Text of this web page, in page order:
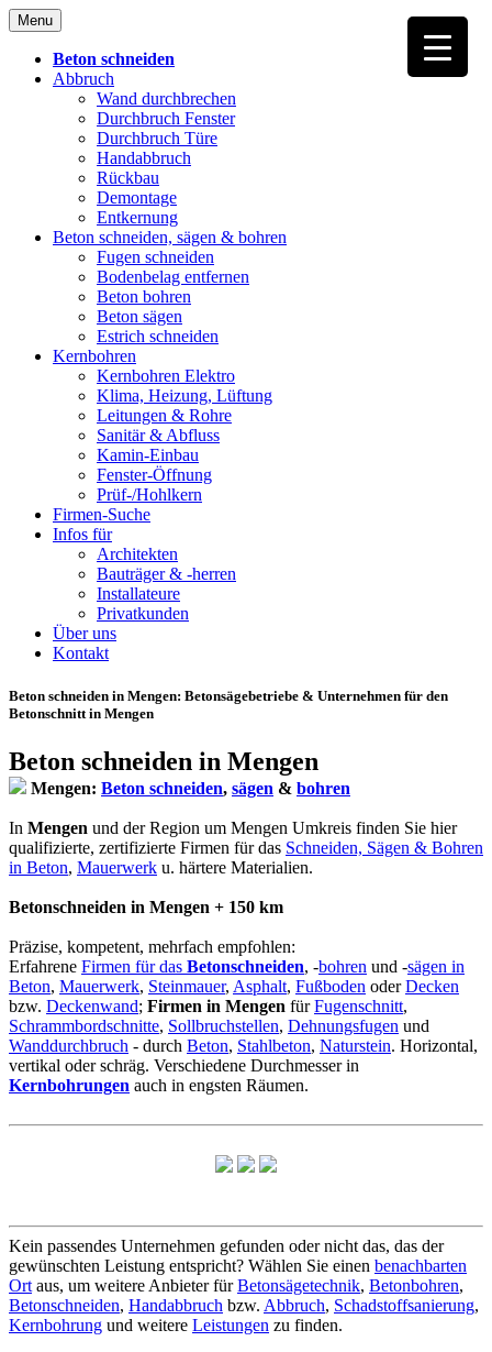
Skip
to
content
Menu
Beton schneiden
Abbruch
Wand durchbrechen
Durchbruch Fenster
Durchbruch Türe
Handabbruch
Rückbau
Demontage
Entkernung
Beton schneiden, sägen & bohren
Fugen schneiden
Bodenbelag entfernen
Beton bohren
Beton sägen
Estrich schneiden
Kernbohren
Kernbohren Elektro
Klima, Heizung, Lüftung
Leitungen & Rohre
Sanitär & Abfluss
Kamin-Einbau
Fenster-Öffnung
Prüf-/Hohlkern
Firmen-Suche
Infos für
Architekten
Bauträger & -herren
Installateure
Privatkunden
Über uns
Kontakt
Beton schneiden in Mengen: Betonsägebetriebe & Unternehmen für den
Betonschnitt in Mengen
Beton schneiden in Mengen
Mengen: Beton schneiden, sägen & bohren
In Mengen und der Region um Mengen Umkreis finden Sie hier
qualifizierte, zertifizierte Firmen für das Schneiden, Sägen & Bohren
in Beton, Mauerwerk u. härtere Materialien.
Betonschneiden in Mengen + 150 km
Präzise, kompetent, mehrfach empfohlen:
Erfahrene Firmen für das Betonschneiden, -bohren und -sägen in
Beton, Mauerwerk, Steinmauer, Asphalt, Fußboden oderDecken
bzw. Deckenwand; Firmen in Mengen fürFugenschnitt,
Schrammbordschnitte, Sollbruchstellen, Dehnungsfugen und
Wanddurchbruch - durch Beton, Stahlbeton, Naturstein. Horizontal,
vertikal oder schräg. Verschiedene Durchmesser in
Kernbohrungen auch in engsten Räumen.
Kein passendes Unternehmen gefunden oder nicht das, das der
gewünschten Leistung entspricht? Wählen Sie einen benachbarten
Ort aus, um weitere Anbieter fürBetonsägetechnik, Betonbohren,
Betonschneiden, Handabbruch bzw. Abbruch, Schadstoffsanierung,
Kernbohrung und weitere Leistungen zu finden.